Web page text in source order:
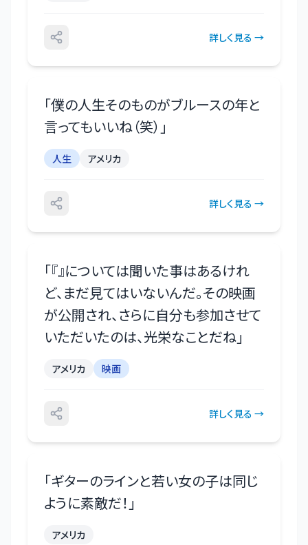
詳しく見る →
「僕の人生そのものがブルースの年と
言ってもいいね（笑） 」
人生 アメリカ
詳しく見る →
「『』については聞いた事はあるけれ
ど、まだ見てはいないんだ。その映画
が公開され、さらに自分も参加させて
いただいたのは、光栄なことだね」
アメリカ 映画
詳しく見る →
「ギターのラインと若い女の子は同じ
ように素敵だ！ 」
アメリカ